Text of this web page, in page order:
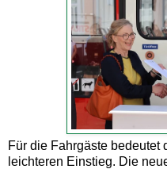
Für die Fahrgäste bedeutet
leichteren Einstieg. Die